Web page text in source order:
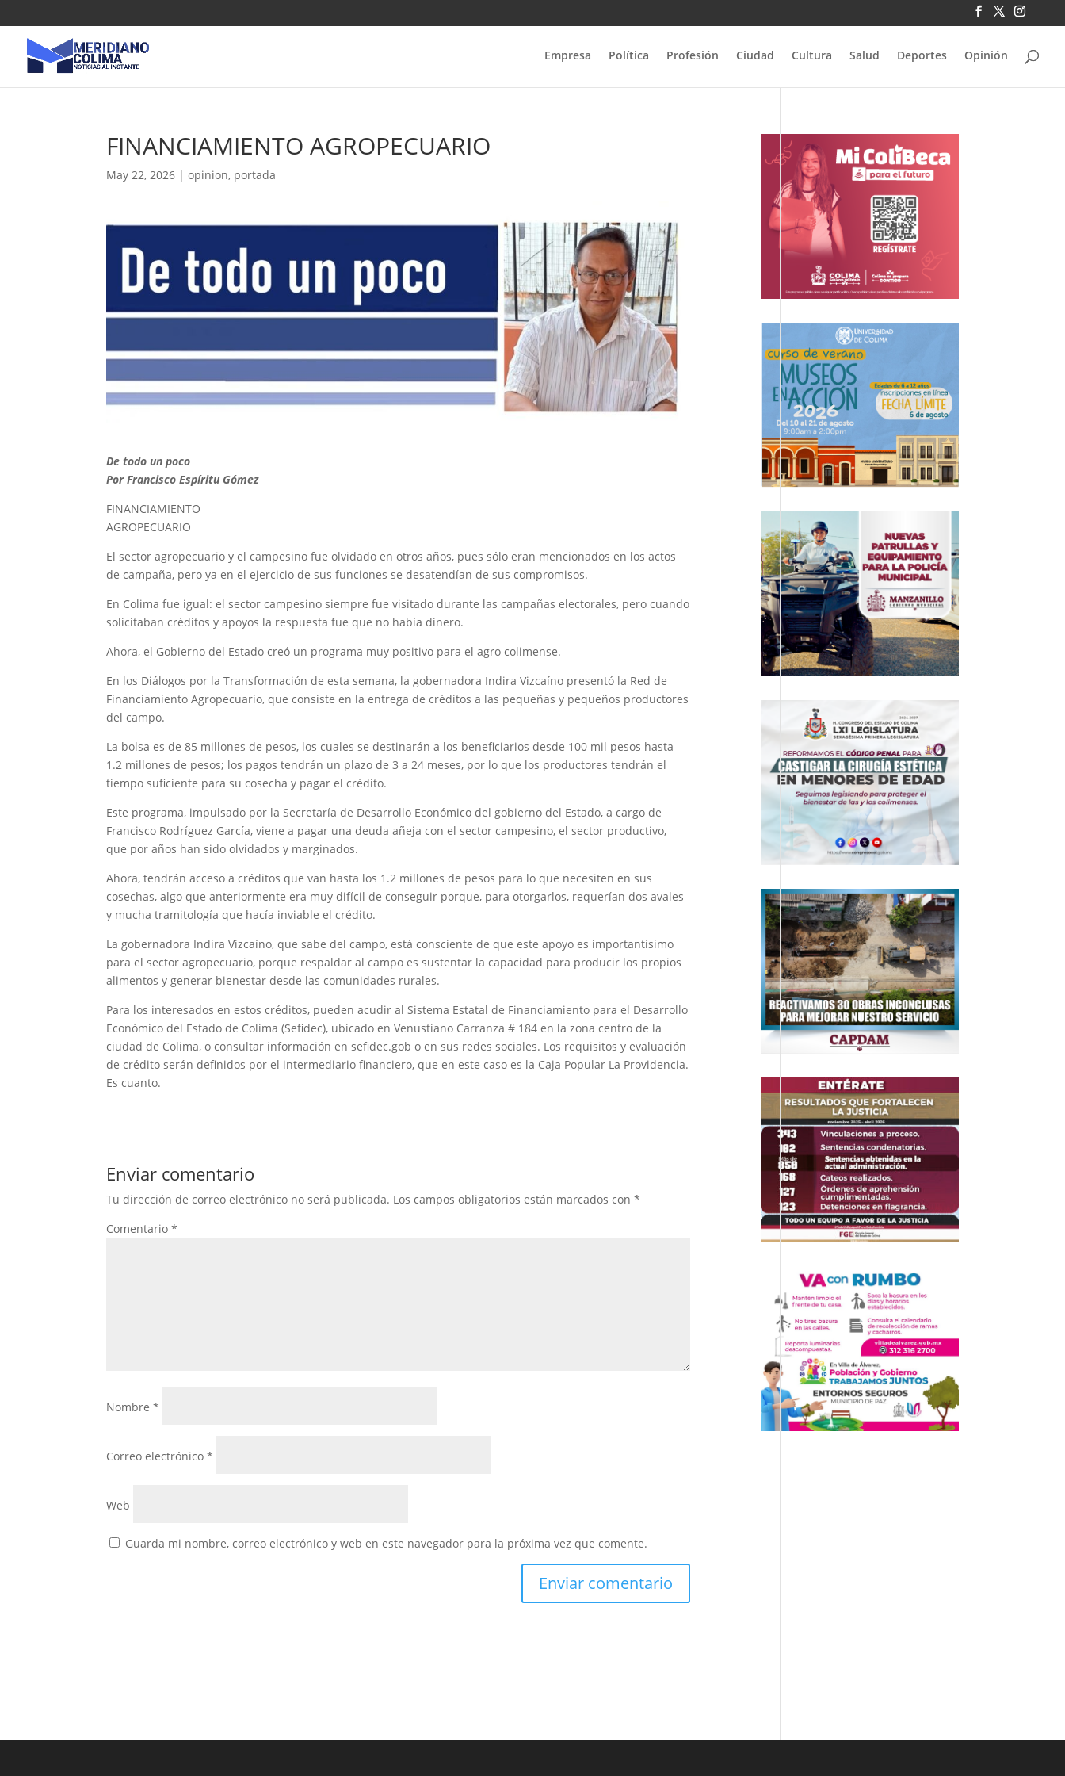
Empresa Política Profesión Ciudad Cultura Salud Deportes Opinión
FINANCIAMIENTO AGROPECUARIO
May 22, 2026 |opinion, portada
De todo un poco
Por Francisco Espíritu Gómez
FINANCIAMIENTO
AGROPECUARIO
El sector agropecuario y el campesino fue olvidado en otros años, pues sólo eran mencionados en los actos
de campaña, pero ya en el ejercicio de sus funciones se desatendían de sus compromisos.
En Colima fue igual: el sector campesino siempre fue visitado durante las campañas electorales, pero cuando
solicitaban créditos y apoyos la respuesta fue que no había dinero.
Ahora, el Gobierno del Estado creó un programa muy positivo para el agro colimense.
En los Diálogos por la Transformación de esta semana, la gobernadora Indira Vizcaíno presentó la Red de
Financiamiento Agropecuario, que consiste en la entrega de créditos a las pequeñas y pequeños productores
del campo.
La bolsa es de 85 millones de pesos, los cuales se destinarán a los beneficiarios desde 100 mil pesos hasta
1.2 millones de pesos; los pagos tendrán un plazo de 3 a 24 meses, por lo que los productores tendrán el
tiempo suficiente para su cosecha y pagar el crédito.
Este programa, impulsado por la Secretaría de Desarrollo Económico del gobierno del Estado, a cargo de
Francisco Rodríguez García, viene a pagar una deuda añeja con el sector campesino, el sector productivo,
que por años han sido olvidados y marginados.
Ahora, tendrán acceso a créditos que van hasta los 1.2 millones de pesos para lo que necesiten en sus
cosechas, algo que anteriormente era muy difícil de conseguir porque, para otorgarlos, requerían dos avales
y mucha tramitología que hacía inviable el crédito.
La gobernadora Indira Vizcaíno, que sabe del campo, está consciente de que este apoyo es importantísimo
para el sector agropecuario, porque respaldar al campo es sustentar la capacidad para producir los propios
alimentos y generar bienestar desde las comunidades rurales.
Para los interesados en estos créditos, pueden acudir al Sistema Estatal de Financiamiento para el Desarrollo
Económico del Estado de Colima (Sefidec), ubicado en Venustiano Carranza # 184 en la zona centro de la
ciudad de Colima, o consultar información en sefidec.gob o en sus redes sociales. Los requisitos y evaluación
de crédito serán definidos por el intermediario financiero, que en este caso es la Caja Popular La Providencia.
Es cuanto.
Enviar comentario
Tu dirección de correo electrónico no será publicada. Los campos obligatorios están marcados con*
Comentario*
Nombre*
Correo electrónico*
Web
Guarda mi nombre, correo electrónico y web en este navegador para la próxima vez que comente.